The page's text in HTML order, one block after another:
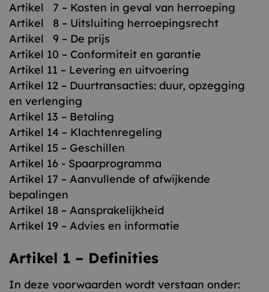
Artikel 7 – Kosten in geval van herroeping
Artikel 8 – Uitsluiting herroepingsrecht
Artikel 9 – De prijs
Artikel 10 – Conformiteit en garantie
Artikel 11 – Levering en uitvoering
Artikel 12 – Duurtransacties: duur, opzegging
en verlenging
Artikel 13 – Betaling
Artikel 14 – Klachtenregeling
Artikel 15 – Geschillen
Artikel 16 - Spaarprogramma
Artikel 17 – Aanvullende of afwijkende
bepalingen
Artikel 18 – Aansprakelijkheid
Artikel 19 – Advies en informatie
Artikel 1 – Definities
In deze voorwaarden wordt verstaan onder: